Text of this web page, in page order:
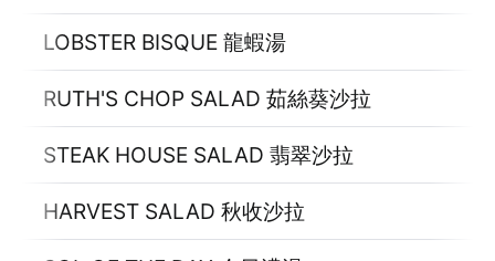
LOBSTER BISQUE 龍蝦湯
RUTH'S CHOP SALAD 茹絲葵沙拉
STEAK HOUSE SALAD 翡翠沙拉
HARVEST SALAD 秋收沙拉